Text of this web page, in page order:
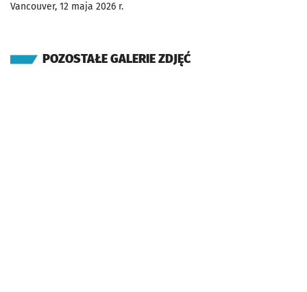
Vancouver, 12 maja 2026 r.
POZOSTAŁE GALERIE ZDJĘĆ